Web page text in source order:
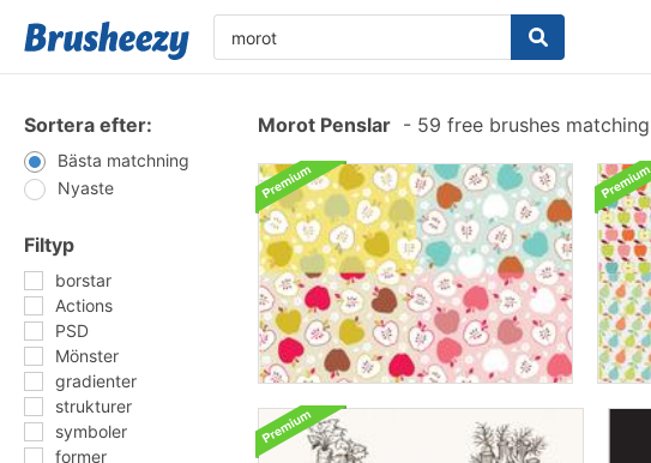
Sortera efter:
Bästa matchning
Nyaste
Filtyp
borstar
Actions
PSD
Mönster
gradienter
strukturer
symboler
former
Morot Penslar - 59 free brushes matching